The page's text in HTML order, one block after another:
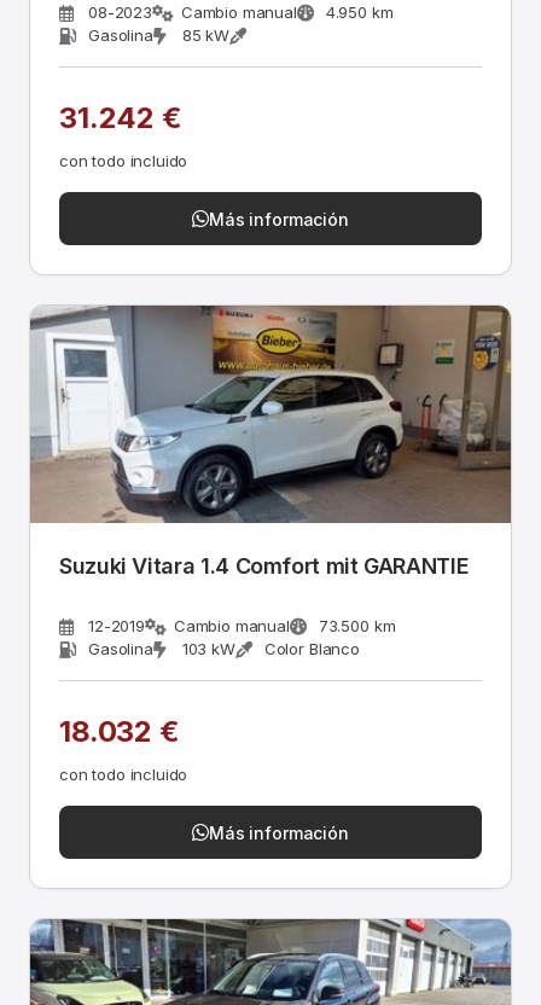
08-2023 Cambio manual
4.950 km
Gasolina
85 kW
31.242 €
con todo incluido
Más información
Suzuki Vitara 1.4 Comfort mit GARANTIE
12-2019 Cambio manual
73.500 km
Gasolina
103 kW Color Blanco
18.032 €
con todo incluido
Más información